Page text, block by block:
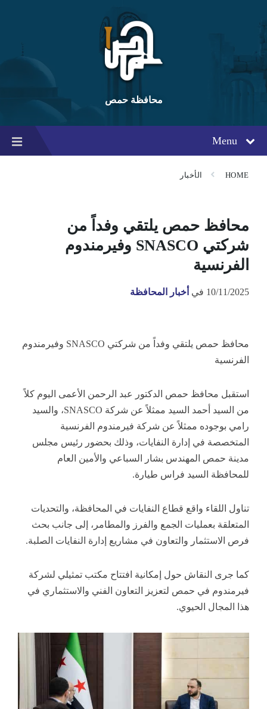
content
main
navigation
footer
محافظة حمص
Menu
HOME الأخبار
محافظ حمص يلتقي وفداً من
شركتي SNASCO وفيرمندوم
الفرنسية
10/11/2025 في أخبار المحافظة
محافظ حمص يلتقي وفداً من شركتي SNASCO وفيرمندوم
الفرنسية
استقبل محافظ حمص الدكتور عبد الرحمن الأعمى اليوم كلاً
من السيد أحمد السيد ممثلاً عن شركة SNASCO، والسيد
رامي بوجوده ممثلاً عن شركة فيرمندوم الفرنسية
المتخصصة في إدارة النفايات، وذلك بحضور رئيس مجلس
مدينة حمص المهندس بشار السباعي والأمين العام
للمحافظة السيد فراس طيارة.
تناول اللقاء واقع قطاع النفايات في المحافظة، والتحديات
المتعلقة بعمليات الجمع والفرز والمطامر، إلى جانب بحث
فرص الاستثمار والتعاون في مشاريع إدارة النفايات الصلبة.
كما جرى النقاش حول إمكانية افتتاح مكتب تمثيلي لشركة
فيرمندوم في حمص لتعزيز التعاون الفني والاستثماري في
هذا المجال الحيوي.